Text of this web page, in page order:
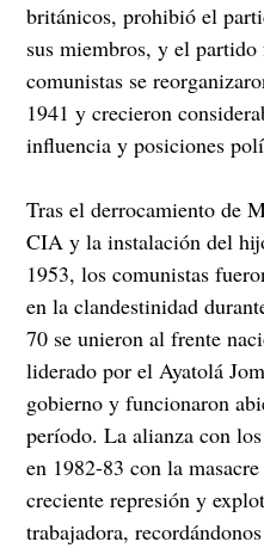
británicos, prohibió el
sus miembros, y el
comunistas se
1941 y crecieron
influencia y posiciones
Tras el derrocamiento de
CIA y la instalación del
1953, los comunistas
en la clandestinidad
70 se unieron al frente
liderado por el Ayatolá
gobierno y funcionaron
período. La alianza con
en 1982-83 con la
creciente represión y
trabajadora,